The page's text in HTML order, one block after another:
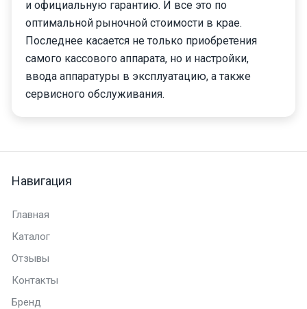
и официальную гарантию. И все это по
оптимальной рыночной стоимости в крае.
Последнее касается не только приобретения
самого кассового аппарата, но и настройки,
ввода аппаратуры в эксплуатацию, а также
сервисного обслуживания.
Навигация
Главная
Каталог
Отзывы
Контакты
Бренд